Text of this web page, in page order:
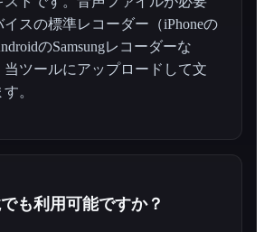
スの標準レコーダー（iPhoneの
のSamsungレコーダーな
当ツールにアップロードして文
。
も利用可能ですか？